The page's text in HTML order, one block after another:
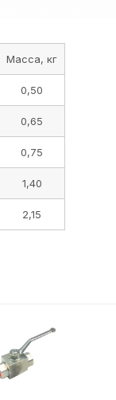
Масса, кг
0,50
0,65
0,75
1,40
2,15